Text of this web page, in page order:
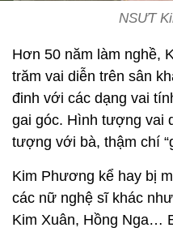
NSƯT
Hơn 50 năm làm nghề,
trăm vai diễn trên sân
đinh với các dạng vai
gai góc. Hình tượng vai
tượng với bà, thậm chí
Kim Phương kể hay bị
các nữ nghệ sĩ khác
Kim Xuân, Hồng Nga…